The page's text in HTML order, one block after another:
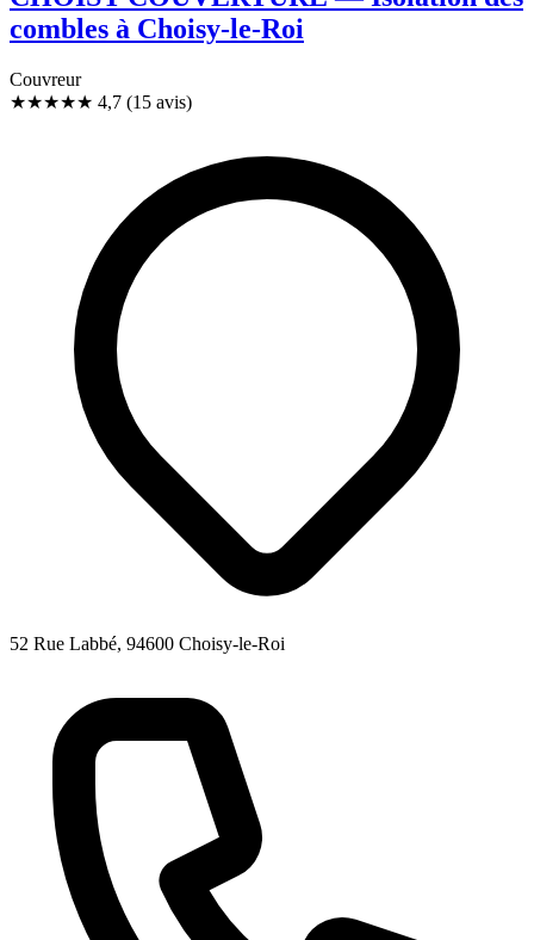
combles à Choisy-le-Roi
Couvreur
★★★★★ 4,7 (15 avis)
52 Rue Labbé, 94600 Choisy-le-Roi